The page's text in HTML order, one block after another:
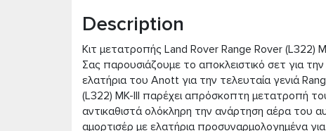
Description
Kιτ μετατροπής Land Rover Range Rover (L322)
Σας παρουσιάζουμε το αποκλειστικό σετ για
ελατήρια του Anott για την τελευταία γενιά
(L322) MK-III παρέχει απρόσκοπτη μετατροπή
αντικαθιστά ολόκληρη την ανάρτηση αέρα του
αμορτισέρ με ελατήρια προσυναρμολογημένα